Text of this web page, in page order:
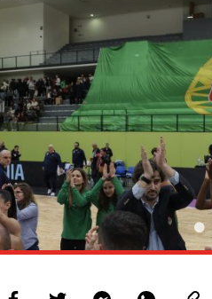
ÁREA TÉCNICA
PROJETOS
LIGA BETCLIC
LIGA BETCLIC FEMININA